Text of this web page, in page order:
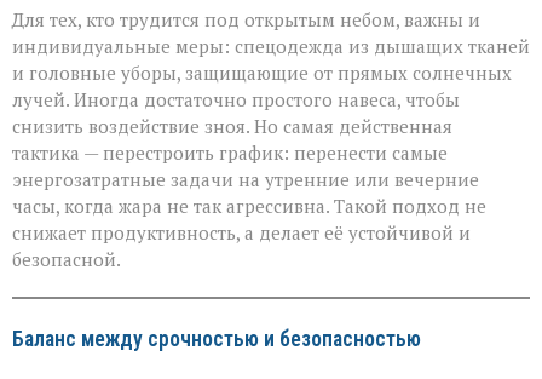
Для тех, кто трудится под открытым небом, важны и
индивидуальные меры: спецодежда из дышащих тканей
и головные уборы, защищающие от прямых солнечных
лучей. Иногда достаточно простого навеса, чтобы
снизить воздействие зноя. Но самая действенная
тактика — перестроить график: перенести самые
энергозатратные задачи на утренние или вечерние
часы, когда жара не так агрессивна. Такой подход не
снижает продуктивность, а делает её устойчивой и
безопасной.
Баланс между срочностью и безопасностью